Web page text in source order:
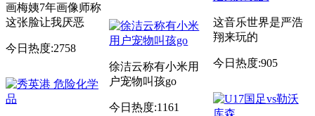
画梅姨7年画像师称
这张脸让我厌恶
今日热度:2758
徐洁云称有小米用
户宠物叫孩go
今日热度:1161
这音乐世界是严浩
翔来玩的
今日热度:905